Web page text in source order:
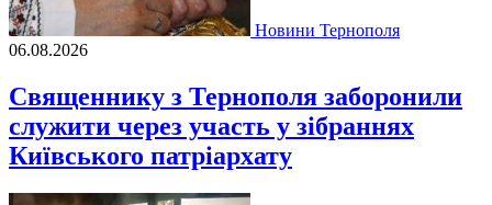
Новини Тернополя
06.08.2026
Священнику з Тернополя заборонили
служити через участь у зібраннях
Київського патріархату